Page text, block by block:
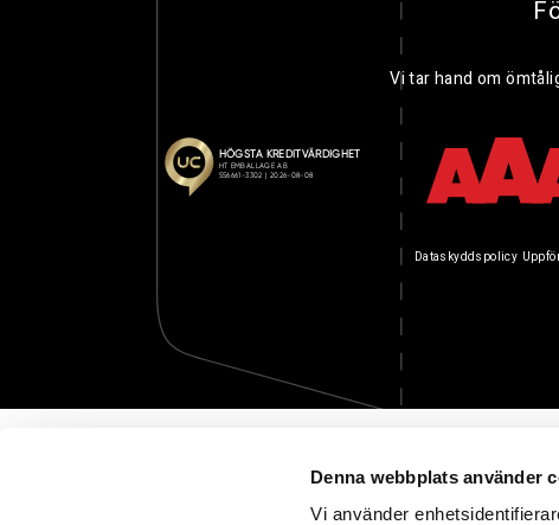
Denna webbplats använder
Vi använder
Vi tar hand om
Dataskyddspolicy